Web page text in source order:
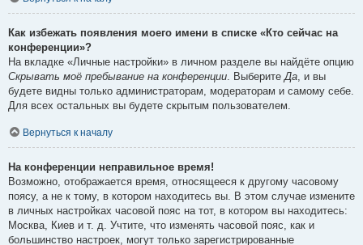
Как избежать появления моего имени в списке «Кто сейчас на
конференции»?
На вкладке «Личные настройки» в личном разделе вы найдёте опцию
Скрывать моё пребывание на конференции . Выберите Да , и вы
будете видны только администраторам, модераторам и самому себе.
Для всех остальных вы будете скрытым пользователем.
Вернуться к началу
На конференции неправильное время!
Возможно, отображается время, относящееся к другому часовому
поясу, а не к тому, в котором находитесь вы. В этом случае измените
в личных настройках часовой пояс на тот, в котором вы находитесь:
Москва, Киев и т. д. Учтите, что изменять часовой пояс, как и
большинство настроек, могут только зарегистрированные